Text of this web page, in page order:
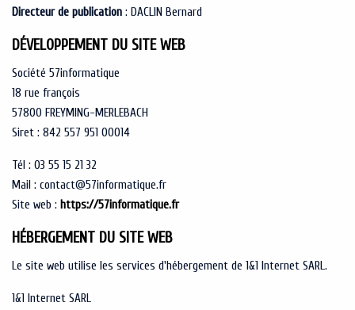
Directeur de publication : DACLIN Bernard
DÉVELOPPEMENT DU SITE WEB
Société 57informatique
18 rue françois
57800 FREYMING-MERLEBACH
Siret : 842 557 951 00014
Tél : 03 55 15 21 32
Mail : contact@57informatique.fr
Site web : https://57informatique.fr
HÉBERGEMENT DU SITE WEB
Le site web utilise les services d'hébergement de 1&1 Internet SARL.
1&1 Internet SARL